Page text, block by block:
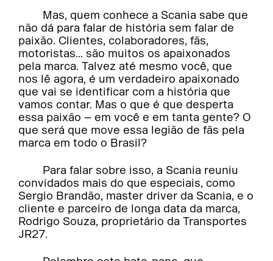
Mas, quem conhece a Scania sabe que
não dá para falar de história sem falar de
paixão. Clientes, colaboradores, fãs,
motoristas... são muitos os apaixonados
pela marca. Talvez até mesmo você, que
nos lê agora, é um verdadeiro apaixonado
que vai se identificar com a história que
vamos contar. Mas o que é que desperta
essa paixão – em você e em tanta gente? O
que será que move essa legião de fãs pela
marca em todo o Brasil?
Para falar sobre isso, a Scania reuniu
convidados mais do que especiais, como
Sergio Brandão, master driver da Scania, e o
cliente e parceiro de longa data da marca,
Rodrigo Souza, proprietário da Transportes
JR27.